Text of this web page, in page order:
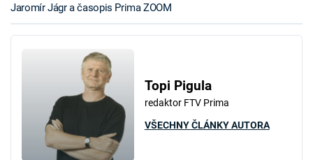
Jaromír Jágr a časopis Prima ZOOM
Topi Pigula
redaktor FTV Prima
VŠECHNY ČLÁNKY AUTORA